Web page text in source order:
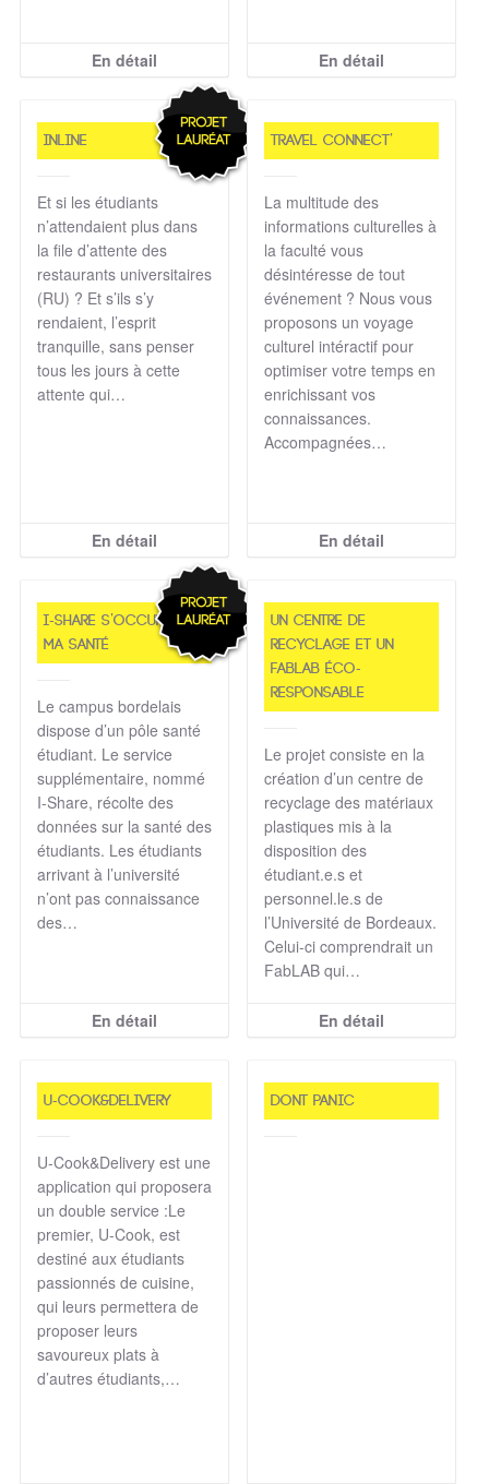
En détail En détail
InLine
Et si les étudiants
n’attendaient plus dans
la file d’attente des
restaurants universitaires
(RU) ? Et s’ils s’y
rendaient, l’esprit
tranquille, sans penser
tous les jours à cette
attente qui…
En détail
Travel Connect’
La multitude des
informations culturelles à
la faculté vous
désintéresse de tout
événement ? Nous vous
proposons un voyage
culturel intéractif pour
optimiser votre temps en
enrichissant vos
connaissances.
Accompagnées…
En détail
i-Share s’occupe de
ma santé
Le campus bordelais
dispose d’un pôle santé
étudiant. Le service
supplémentaire, nommé
I-Share, récolte des
données sur la santé des
étudiants. Les étudiants
arrivant à l’université
n’ont pas connaissance
des…
En détail
Un Centre de
Recyclage et un
FabLab éco-
responsable
Le projet consiste en la
création d’un centre de
recyclage des matériaux
plastiques mis à la
disposition des
étudiant.e.s et
personnel.le.s de
l’Université de Bordeaux.
Celui-ci comprendrait un
FabLAB qui…
En détail
U-Cook&Delivery
U-Cook&Delivery est une
application qui proposera
un double service :Le
premier, U-Cook, est
destiné aux étudiants
passionnés de cuisine,
qui leurs permettera de
proposer leurs
savoureux plats à
d’autres étudiants,…
Dont Panic